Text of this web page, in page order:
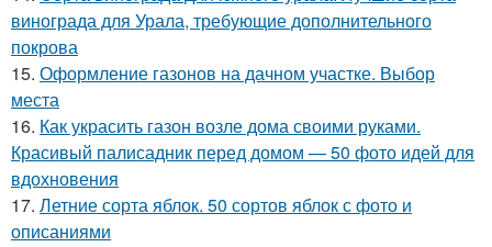
винограда для Урала, требующие дополнительного
покрова
15. Оформление газонов на дачном участке. Выбор
места
16. Как украсить газон возле дома своими руками.
Красивый палисадник перед домом — 50 фото идей для
вдохновения
17. Летние сорта яблок. 50 сортов яблок с фото и
описаниями